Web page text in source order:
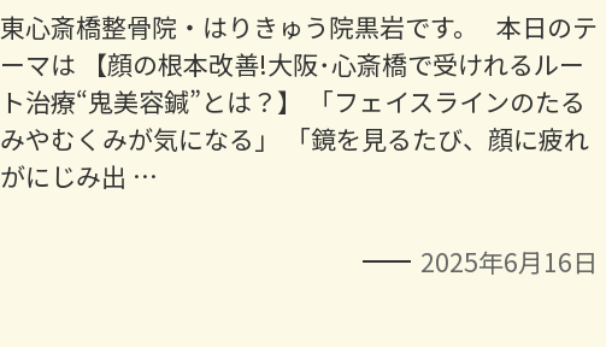
東心斎橋整骨院・はりきゅう院黒岩です。 本日のテ
ーマは 【顔の根本改善!大阪･心斎橋で受けれるルー
ト治療“鬼美容鍼”とは？】 「フェイスラインのたる
みやむくみが気になる」 「鏡を見るたび、顔に疲れ
がにじみ出 …
2025年6月16日